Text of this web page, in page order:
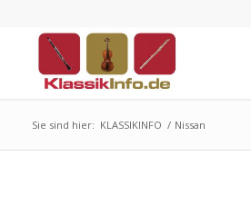
Sie sind hier: KLASSIKINFO / Nissan